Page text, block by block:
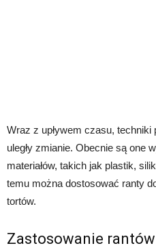
Wraz z upływem czasu, techniki
uległy zmianie. Obecnie są one
materiałów, takich jak plastik,
temu można dostosować ranty
tortów.
Zastosowanie